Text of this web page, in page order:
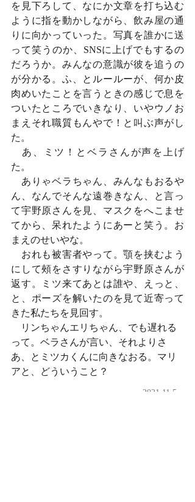
を見下ろして、なにか文章を打ち込む
ように指を動かしながら、飲み屋の通
りに向かっていった。写真を誰かに送
って笑うのか、SNSに上げでもするの
だろうか。みんなの意識が彼を追うの
が分かる。ふ、とルールーが、何か皮
肉めいたことを言うときの感じで息を
ついたところでいきなり、いやウノお
まえそれ職質もんやで！と叫ぶ声がし
た。
あ、ミツ！とベラさんが声を上げ
た。
ありゃベラちゃん、みんなもおるや
ん、なんでそんな遠巻きなん、と言っ
て宇野原さんを見、マスクをへこませ
てから、呆れたようにあーと笑う。お
まえのせいやな。
おれも被害者やって。顎を挟むよう
にして頰をさすりながら宇野原さんが
返す。ミツ来てあとは誰や、えっと、
と、ポーズを解いたのを見て近寄って
きた私たちを見回す。
リンちゃんエリちゃん、でも遅れる
って。ベラさんが言い、それよりさ
あ、とミツカくんに向きなおる。マリ
アと、どういうこと？
2021.11.5